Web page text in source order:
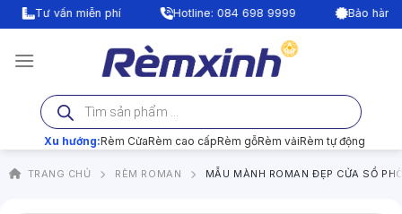
qua
nội
Tư vấn miễn phí Hotline: 084 698 9999 Bảo hành
Tìm
kiếm
sản
phẩm
Xu hướng:Rèm CửaRèm cao cấpRèm gỗRèm vảiRèm tự động
TRANG CHỦ RÈM ROMAN MẪU MÀNH ROMAN ĐẸP CỬA SỔ